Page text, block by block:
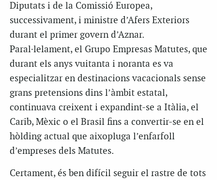
Diputats i de la Comissió Europea,
successivament, i ministre d’Afers Exteriors
durant el primer govern d’Aznar.
Paral·lelament, el Grupo Empresas Matutes, que
durant els anys vuitanta i noranta es va
especialitzar en destinacions vacacionals sense
grans pretensions dins l’àmbit estatal,
continuava creixent i expandint-se a Itàlia, el
Carib, Mèxic o el Brasil fins a convertir-se en el
hòlding actual que aixopluga l’enfarfoll
d’empreses dels Matutes.
Certament, és ben difícil seguir el rastre de tots